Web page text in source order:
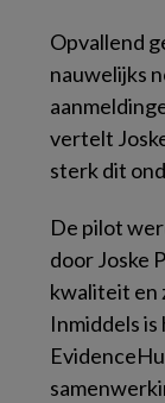
Opvallend
nauwelijks
vertelt
sterk dit
De pilot
door Joske
kwaliteit en
Inmiddels